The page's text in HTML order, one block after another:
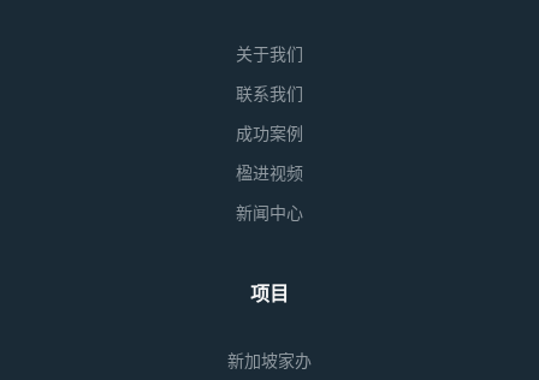
关于我们
联系我们
成功案例
楹进视频
新闻中心
项目
新加坡家办